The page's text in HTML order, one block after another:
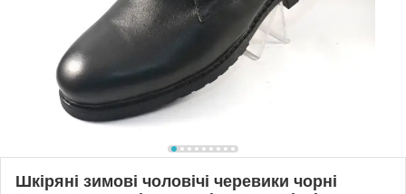
Шкіряні зимові чоловічі черевики чорні